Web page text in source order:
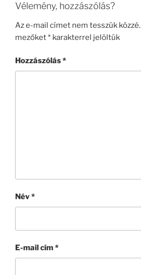
Vélemény, hozzászólás?
Az e-mail címet nem tesszük közzé.
mezőket* karakterrel jelöltük
Hozzászólás*
Név*
E-mail cím*